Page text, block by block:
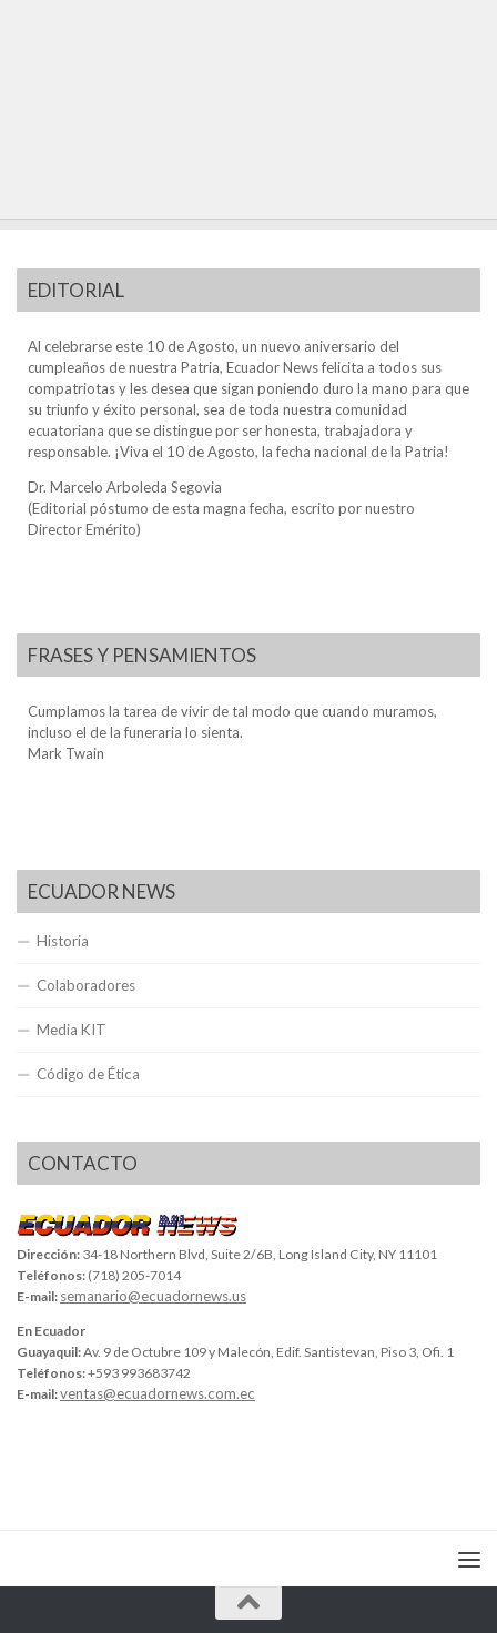
EDITORIAL
Al celebrarse este 10 de Agosto, un nuevo aniversario del
cumpleaños de nuestra Patria, Ecuador News felicita a todos sus
compatriotas y les desea que sigan poniendo duro la mano para que
su triunfo y éxito personal, sea de toda nuestra comunidad
ecuatoriana que se distingue por ser honesta, trabajadora y
responsable. ¡Viva el 10 de Agosto, la fecha nacional de la Patria!
Dr. Marcelo Arboleda Segovia
(Editorial póstumo de esta magna fecha, escrito por nuestro
Director Emérito)
FRASES Y PENSAMIENTOS
Cumplamos la tarea de vivir de tal modo que cuando muramos,
incluso el de la funeraria lo sienta.
Mark Twain
ECUADOR NEWS
Historia
Colaboradores
Media KIT
Código de Ética
CONTACTO
Dirección: 34-18 Northern Blvd, Suite 2/6B, Long Island City, NY 11101
Teléfonos: (718) 205-7014
E-mail: semanario@ecuadornews.us
En Ecuador
Guayaquil:Av. 9 de Octubre 109 y Malecón, Edif. Santistevan, Piso 3, Ofi. 1
Teléfonos:+593 993683742
E-mail:ventas@ecuadornews.com.ec